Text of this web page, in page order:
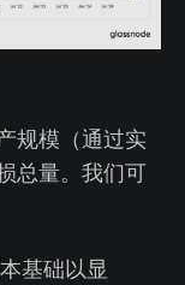
规模（通过实
总量。我们可
基础以显